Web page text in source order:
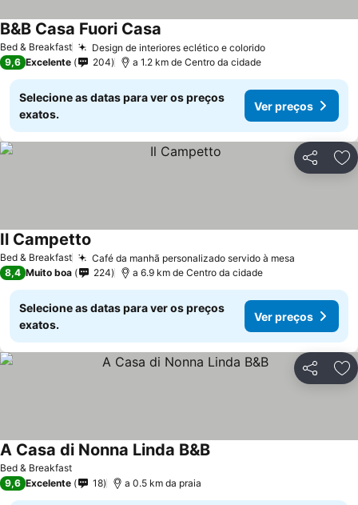
Bed & Breakfast Design de interiores eclético e colorido
B&B Casa Fuori Casa
9,6 Excelente 204 a 1.2 km de Centro da cidade
Selecione as datas para ver os preços
exatos.
Ver preços
Partilhar
Bed & Breakfast Café da manhã personalizado servido à mesa
Il Campetto
8,4 Muito boa 224 a 6.9 km de Centro da cidade
Selecione as datas para ver os preços
exatos.
Ver preços
Partilhar
Bed & Breakfast
A Casa di Nonna Linda B&B
9,6 Excelente 18 a 0.5 km da praia